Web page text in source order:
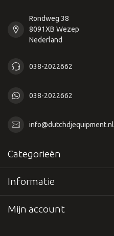
Rondweg 38
8091XB Wezep
Nederland
038-2022662
038-2022662
info@dutchdjequipment.nl
Categorieën
Informatie
Mijn account